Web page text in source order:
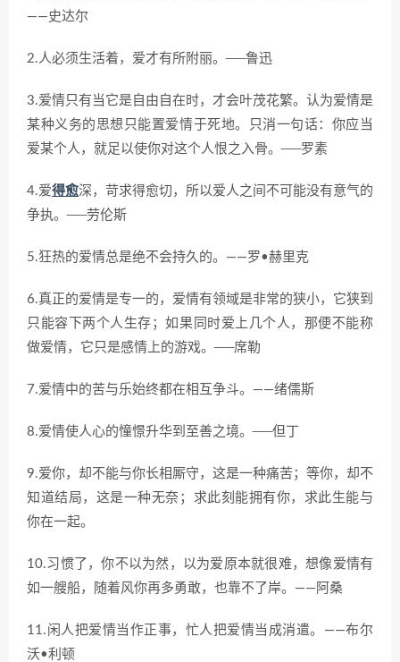
——史达尔
2.人必须生活着，爱才有所附丽。──鲁迅
3.爱情只有当它是自由自在时，才会叶茂花繁。认为爱情是
某种义务的思想只能置爱情于死地。只消一句话：你应当
爱某个人，就足以使你对这个人恨之入骨。──罗素
4.爱得愈深，苛求得愈切，所以爱人之间不可能没有意气的
争执。──劳伦斯
5.狂热的爱情总是绝不会持久的。——罗•赫里克
6.真正的爱情是专一的，爱情有领域是非常的狭小，它狭到
只能容下两个人生存；如果同时爱上几个人，那便不能称
做爱情，它只是感情上的游戏。──席勒
7.爱情中的苦与乐始终都在相互争斗。——绪儒斯
8.爱情使人心的憧憬升华到至善之境。──但丁
9.爱你，却不能与你长相厮守，这是一种痛苦；等你，却不
知道结局，这是一种无奈；求此刻能拥有你，求此生能与
你在一起。
10.习惯了，你不以为然，以为爱原本就很难，想像爱情有
如一艘船，随着风你再多勇敢，也靠不了岸。——阿桑
11.闲人把爱情当作正事，忙人把爱情当成消遣。——布尔
沃•利顿